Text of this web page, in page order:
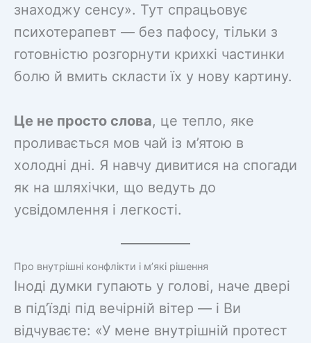
знаходжу сенсу». Тут спрацьовує
психотерапевт — без пафосу, тільки з
готовністю розгорнути крихкі частинки
болю й вмить скласти їх у нову картину.
Це не просто слова, це тепло, яке
проливається мов чай із м’ятою в
холодні дні. Я навчу дивитися на спогади
як на шляхічки, що ведуть до
усвідомлення і легкості.
Про внутрішні конфлікти і м’які рішення
Іноді думки гупають у голові, наче двері
в під’їзді під вечірній вітер — і Ви
відчуваєте: «У мене внутрішній протест